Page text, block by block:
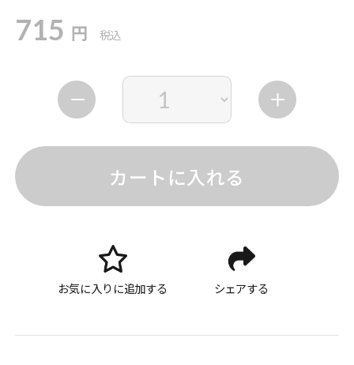
715 円 税込
カートに入れる
お気に入りに追加する シェアする